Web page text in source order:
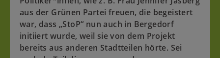
aus der Grünen Partei freuen, die begeistert
war, dass „StoP“ nun auch in Bergedorf
initiiert wurde, weil sie von dem Projekt
bereits aus anderen Stadtteilen hörte. Sei